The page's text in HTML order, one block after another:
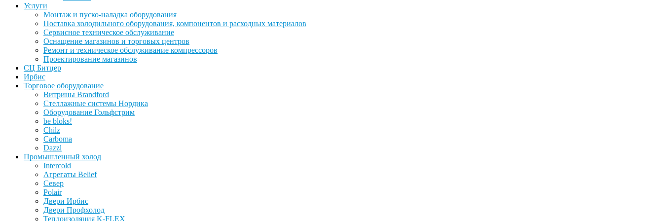
Услуги
Монтаж и пуско-наладка оборудования
Поставка холодильного оборудования, компонентов и расходных материалов
Сервисное техническое обслуживание
Оснащение магазинов и торговых центров
Ремонт и техническое обслуживание компрессоров
Проектирование магазинов
СЦ Битцер
Ирбис
Торговое оборудование
Витрины Brandford
Стеллажные системы Нордика
Оборудование Гольфстрим
be bloks!
Chilz
Carboma
Dazzl
Промышленный холод
Intercold
Агрегаты Belief
Север
Polair
Двери Ирбис
Двери Профхолод
Теплоизоляция K-FLEX